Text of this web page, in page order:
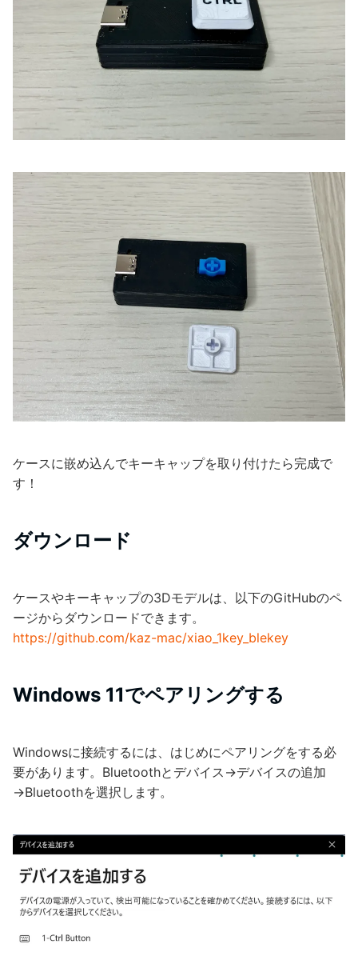
ケースに嵌め込んでキーキャップを取り付けたら完成で
す！
ダウンロード
ケースやキーキャップの3Dモデルは、以下のGitHubのペ
ージからダウンロードできます。
https://github.com/kaz-mac/xiao_1key_blekey
Windows 11でペアリングする
Windowsに接続するには、はじめにペアリングをする必
要があります。Bluetoothとデバイス→デバイスの追加
→Bluetoothを選択します。